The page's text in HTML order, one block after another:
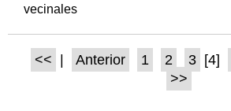
vecinales
<< Anterior 1 2 3 [4]
>>